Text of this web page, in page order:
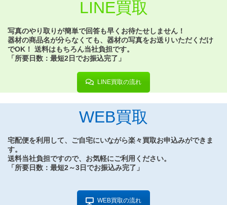
LINE買取
写真のやり取りが簡単で回答も早くお待たせしません！
器材の商品名が分らなくても、器材の写真をお送りいただくだけ
でOK！ 送料はもちろん当社負担です。
「所要日数：最短2日でお振込完了」
LINE買取の流れ
WEB買取
宅配便を利用して、 ご自宅にいながら楽々買取お申込みができま
す。
送料当社負担ですので、お気軽にご利用ください。
「所要日数：最短2～3日でお振込み完了」
WEB買取の流れ